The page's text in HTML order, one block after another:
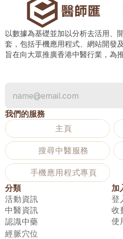
以數據為基礎並加以分析去活用、
套，包括手機應用程式、網站開發
旨在向大眾推廣香港中醫行業，為
我們的服務
主頁
搜尋中醫服務
手機應用程式專頁
分類
活動資訊
中醫資訊
認識中藥
經脈穴位
加
登
收
使